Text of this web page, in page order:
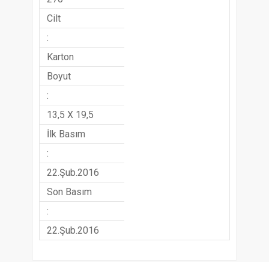
Cilt
:
Karton
Boyut
:
13,5 X 19,5
İlk Basım
:
22.Şub.2016
Son Basım
:
22.Şub.2016